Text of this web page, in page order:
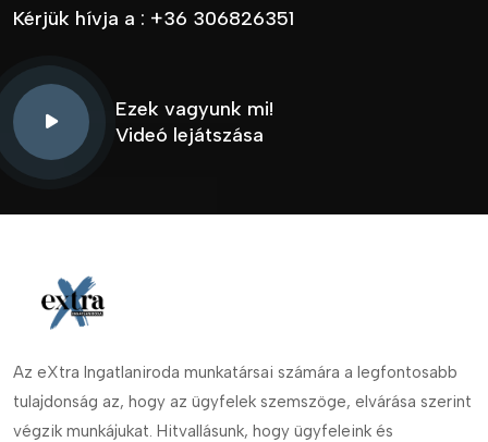
Kérjük hívja a : +36 306826351
Ezek vagyunk mi!
Videó lejátszása
Az eXtra Ingatlaniroda munkatársai számára a legfontosabb
tulajdonság az, hogy az ügyfelek szemszöge, elvárása szerint
végzik munkájukat. Hitvallásunk, hogy ügyfeleink és